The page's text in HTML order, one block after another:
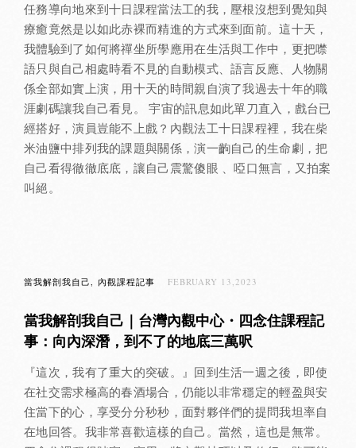
任務導向地來到十日課程當法工的我，壓根沒想到覺知與
療癒竟然是以如此赤裸而精進的方式來到面前。這十天，
我體驗到了如何將禪坐所學應用在生活與工作中，更把噤
語只與自己相處時看不見的自動模式、語言反應、人物關
係全部如實上演，用十天的時間親自演了我過去十年的職
涯劇碼讓我自己看見。 宇宙的訊息如此單刀直入，戲台已
經搭好，演員豈能不上戲？內觀法工十日課程裡，我在柴
米油鹽中排列我的課題與關係，演一齣自己的生命劇，把
自己看得徹徹底底，讓自己震驚傻眼 、啞口無言，又拍案
叫絕。
當我解剖我自己 內觀課程記事 FEBRUARY 13,2023
當我解剖我自己｜台灣內觀中心・四念住課程記
事：向內深潛，到不了的地底三萬呎
『這次，我有了重大的突破。』回到生活一週之後，即使
在社交需求極高的春酒場合，仍能以非常穩定的輕盈與安
住當下的心，享受分分秒秒，面對夥伴們的提問我坦率自
在地回答。我非常喜歡這樣的自己。當然，這也是無常。